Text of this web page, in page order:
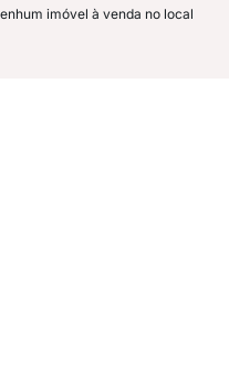
imóvel à venda no local